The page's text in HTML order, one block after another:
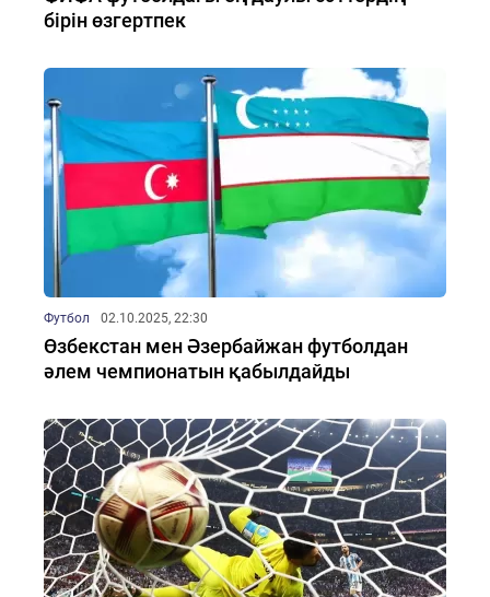
бірін өзгертпек
Футбол 02.10.2025, 22:30
Өзбекстан мен Әзербайжан футболдан
әлем чемпионатын қабылдайды